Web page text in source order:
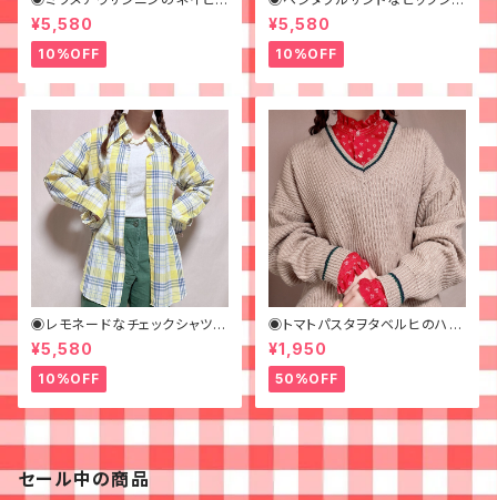
ーコーデュロイシャツ◉古着
¥5,580
10%OFF
ツ◉ 古着 柄シャツ 70s 緑 幾
何学模様
¥5,580
10%OFF
◉レモネードなチェックシャツ◉
古着 柄シャツ 70s 黄色
¥5,580
10%OFF
◉トマトパスタヲタベルヒのハナ
ガラフリルブラウス◉ 古着 赤 ス
タンドカラー
¥1,950
50%OFF
セール中の商品